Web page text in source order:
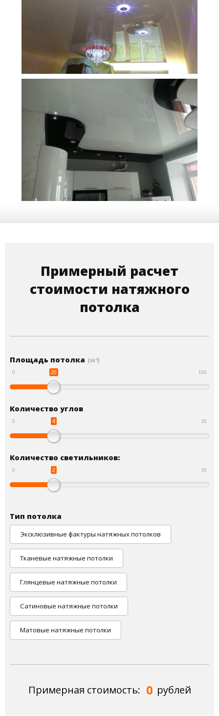
Площадь 14 м2 Стоимость 12 000 руб.
Площадь 12 м2 Стоимость 25 500 руб.
Примерный расчет
стоимости натяжного
потолка
Площадь потолка (м 2)
0 100
20
Количество углов
0 20
4
Количество светильников:
0 10
2
Тип потолка
Эксклюзивные фактуры натяжных потолков
Тканевые натяжные потолки
Глянцевые натяжные потолки
Сатиновые натяжные потолки
Матовые натяжные потолки
Примерная стоимость: 0 рублей